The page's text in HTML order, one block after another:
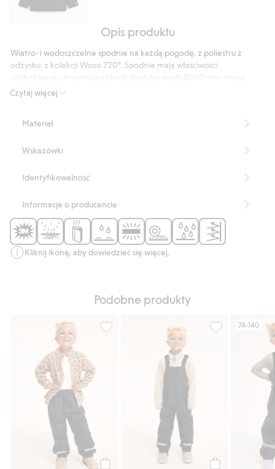
typu
Opis produktu
Czytaj więcej
Wiatro- i wodoszczelne spodnie na każdą pogodę, z poliestru z
odzysku, z kolekcji Woxo 720°. Spodnie mają właściwości
klejone szwy. Miękkie, wygodne spodnie
Produkt zawiera 100% poliestru z odzysku.
Recycled Polyester
Materiał
Wskazówki
Identyfikowalność
Informacje o producencie
Kliknij ikonę, aby dowiedzieć się więcej.
Podobne produkty
Wodoodporne spodnie shell Kaxs
74-140